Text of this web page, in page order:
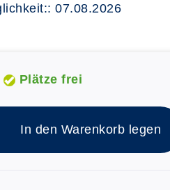
07.08.2026
Plätze frei
In den Warenkorb legen